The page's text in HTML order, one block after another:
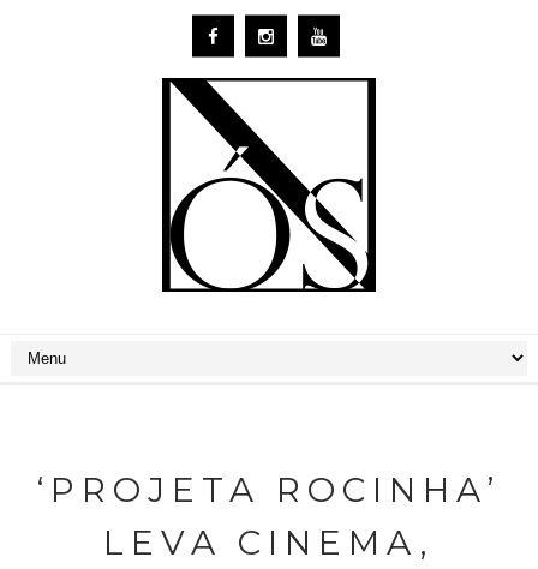
‘PROJETA ROCINHA’
LEVA CINEMA,